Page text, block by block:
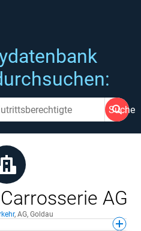
Suche
AG
, AG, Goldau